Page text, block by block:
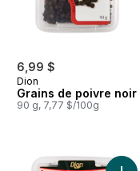
6,99 $
Dion
Grains de poivre noir
90 g, 7,77 $/100g